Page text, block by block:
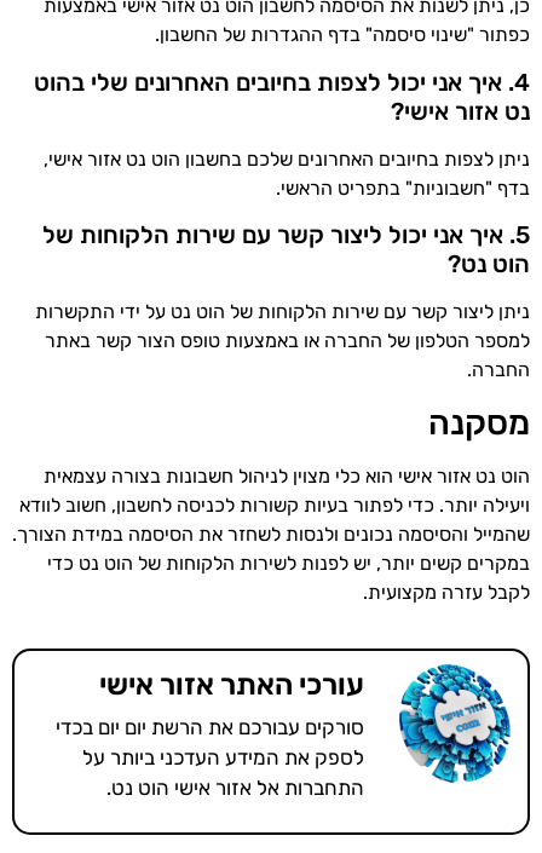
כן, ניתן לשנות את הסיסמה לחשבון הוט נט אזור אישי באמצעות
כפתור "שינוי סיסמה" בדף ההגדרות של החשבון.
4. איך אני יכול לצפות בחיובים האחרונים שלי בהוט
נט אזור אישי?
ניתן לצפות בחיובים האחרונים שלכם בחשבון הוט נט אזור אישי,
בדף "חשבוניות" בתפריט הראשי.
5. איך אני יכול ליצור קשר עם שירות הלקוחות של
הוט נט?
ניתן ליצור קשר עם שירות הלקוחות של הוט נט על ידי התקשרות
למספר הטלפון של החברה או באמצעות טופס הצור קשר באתר
החברה.
מסקנה
הוט נט אזור אישי הוא כלי מצוין לניהול חשבונות בצורה עצמאית
ויעילה יותר. כדי לפתור בעיות קשורות לכניסה לחשבון, חשוב לוודא
שהמייל והסיסמה נכונים ולנסות לשחזר את הסיסמה במידת הצורך.
במקרים קשים יותר, יש לפנות לשירות הלקוחות של הוט נט כדי
לקבל עזרה מקצועית.
עורכי האתר אזור אישי
סורקים עבורכם את הרשת יום יום בכדי
לספק את המידע העדכני ביותר על
התחברות אל אזור אישי הוט נט.